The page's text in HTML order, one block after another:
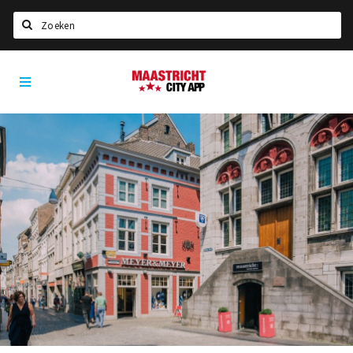
Home
Agenda
Party pics
Nieuws, interviews & blogs
Eten
Drinken
Slapen
Recreatief
Winkels
Maastricht
City